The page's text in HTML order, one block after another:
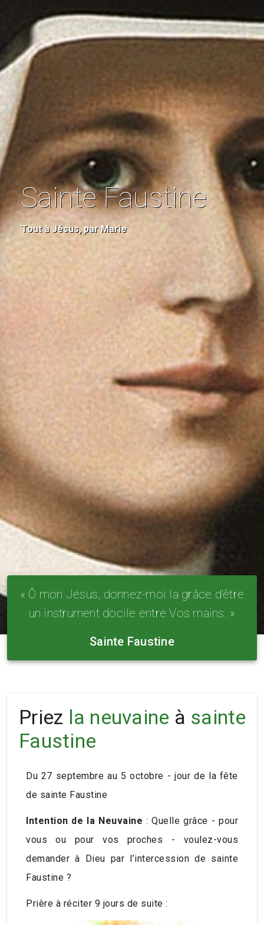
Sainte Faustine
Tout à Jésus, par Marie
« Ô mon Jésus, donnez-moi la grâce d'être
un instrument docile entre Vos mains. »
Sainte Faustine
Priez la neuvaine à sainte
Faustine
Du 27 septembre au 5 octobre - jour de la fête
de sainte Faustine
Intention de la Neuvaine : Quelle grâce - pour
vous ou pour vos proches - voulez-vous
demander à Dieu par l’intercession de sainte
Faustine ?
Prière à réciter 9 jours de suite :